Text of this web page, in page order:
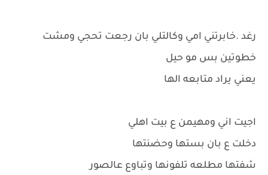
رغد .خابرتني امي وكالتلي بان رجعت تحجي ومشت
خطوتين بس مو حيل
يعني يراد متابعه الها
اجيت اني ومهيمن ع بيت اهلي
دخلت ع بان بستها وحضنتها
شفتها مطلعه تلفونها وتباوع عالصور